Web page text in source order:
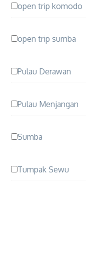
open trip komodo
open trip sumba
Pulau Derawan
Pulau Menjangan
Sumba
Tumpak Sewu